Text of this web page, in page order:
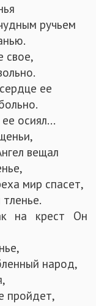
ручьем
свое,
ее
осиял...
вещал
мир спасет,
на крест Он
народ,
пройдет,